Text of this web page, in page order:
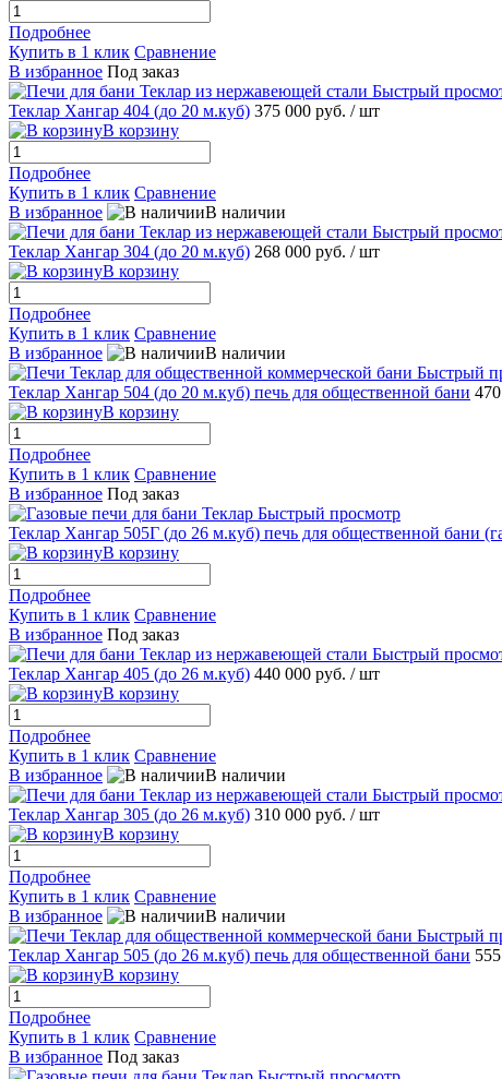
Подробнее
Купить в 1 клик Сравнение
В избранное Под заказ
Быстрый
Теклар Хангар 404 (до 20 м.куб) 375 000 руб. / шт
В корзину
Подробнее
Купить в 1 клик Сравнение
В избранное
В наличии
Быстрый
Теклар Хангар 304 (до 20 м.куб) 268 000 руб. / шт
В корзину
Подробнее
Купить в 1 клик Сравнение
В избранное
В наличии
Быстрый
Теклар Хангар 504 (до 20 м.куб) печь для общественной бани
В корзину
Подробнее
Купить в 1 клик Сравнение
В избранное Под заказ
Быстрый просмотр
Теклар Хангар 505Г (до 26 м.куб) печь для общественной бани
В корзину
Подробнее
Купить в 1 клик Сравнение
В избранное Под заказ
Быстрый
Теклар Хангар 405 (до 26 м.куб) 440 000 руб. / шт
В корзину
Подробнее
Купить в 1 клик Сравнение
В избранное
В наличии
Быстрый
Теклар Хангар 305 (до 26 м.куб) 310 000 руб. / шт
В корзину
Подробнее
Купить в 1 клик Сравнение
В избранное
В наличии
Быстрый
Теклар Хангар 505 (до 26 м.куб) печь для общественной бани
В корзину
Подробнее
Купить в 1 клик Сравнение
В избранное Под заказ